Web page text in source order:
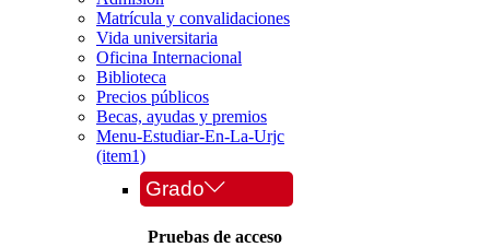
Matrícula y convalidaciones
Vida universitaria
Oficina Internacional
Biblioteca
Precios públicos
Becas, ayudas y premios
Menu-Estudiar-En-La-Urjc
(item1)
Grado
Pruebas de acceso